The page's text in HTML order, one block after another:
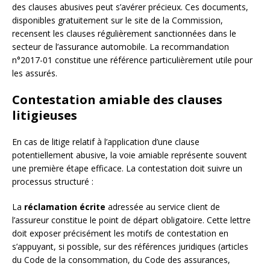
des clauses abusives peut s’avérer précieux. Ces documents,
disponibles gratuitement sur le site de la Commission,
recensent les clauses régulièrement sanctionnées dans le
secteur de l’assurance automobile. La recommandation
n°2017-01 constitue une référence particulièrement utile pour
les assurés.
Contestation amiable des clauses
litigieuses
En cas de litige relatif à l’application d’une clause
potentiellement abusive, la voie amiable représente souvent
une première étape efficace. La contestation doit suivre un
processus structuré :
La réclamation écrite adressée au service client de
l’assureur constitue le point de départ obligatoire. Cette lettre
doit exposer précisément les motifs de contestation en
s’appuyant, si possible, sur des références juridiques (articles
du Code de la consommation, du Code des assurances,